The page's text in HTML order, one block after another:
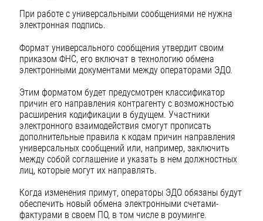
При работе с универсальными сообщениями не нужна
электронная подпись.
Формат универсального сообщения утвердит своим
приказом ФНС, его включат в технологию обмена
электронными документами между операторами ЭДО.
Этим форматом будет предусмотрен классификатор
причин его направления контрагенту с возможностью
расширения кодификации в будущем. Участники
электронного взаимодействия смогут прописать
дополнительные правила к кодам причин направления
универсальных сообщений или, например, заключить
между собой соглашение и указать в нем должностных
лиц, которые могут их направлять.
Когда изменения примут, операторы ЭДО обязаны будут
обеспечить новый обмена электронными счетами-
фактурами в своем ПО, в том числе в роуминге.